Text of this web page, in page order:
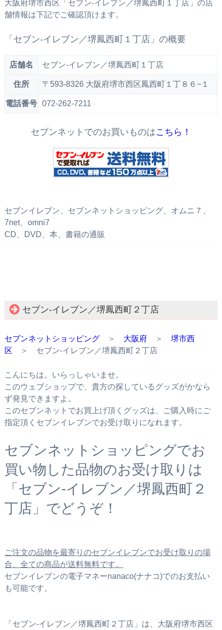
大阪府堺市西区「セブン‐イレブン／堺鳳西町１丁店」の店
舗情報は下記でご確認頂けます。
「セブン‐イレブン／堺鳳西町１丁店」の概要
店舗名 セブン‐イレブン／堺鳳西町１丁店
住所 〒593-8326 大阪府堺市西区鳳西町１丁８６−１
電話番号 072-262-7211
セブンネットでのお買いものはこちら！
セブンイレブン、セブンネットショッピング、オムニ７、
7net、omni7
CD、DVD、本、書籍の通販
セブン‐イレブン／堺鳳西町２丁店
セブンネットショッピング＞ 大阪府＞ 堺市西
区 ＞ セブン‐イレブン／堺鳳西町２丁店
こんにちは。いらっしゃいませ。
このウェブショップで、貴方の探しているグッズがかなら
ず発見できますよ。
このセブンネットでお買上げ頂くグッズは、ご購入時にご
指定頂くセブンイレブンでお受け取りになれます。
セブンネットショッピングでお
買い物した品物のお受け取りは
「セブン‐イレブン／堺鳳西町２
丁店」でどうぞ！
ご注文の品物を最寄りのセブンイレブンでお受け取りの場
合、全ての商品が送料無料です。
セブンイレブンの電子マネーnanaco(ナナコ)でのお支払い
も可能です。
「セブン‐イレブン／堺鳳西町２丁店」は、大阪府堺市西区